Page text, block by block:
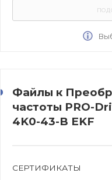
Файлы к
частоты PRO-
4K0-43-B EKF
СЕРТИФИКАТЫ